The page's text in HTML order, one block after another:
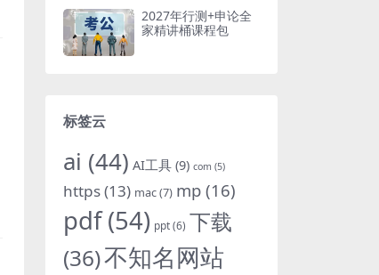
2027年行测+申论全
家精讲桶课程包
标签云
ai (44) AI工具 (9) com (5)
https(13) mac(7) mp (16)
pdf(54) ppt(6) 下载
(36)不知名网站